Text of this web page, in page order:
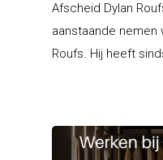
Afscheid Dylan
aanstaande nemen
Roufs. Hij heeft